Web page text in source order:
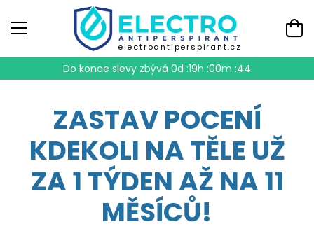
electroantiperspirant.cz
Do konce slevy zbývá0d :19h :00m :43
ZASTAV POCENÍ
KDEKOLI NA TĚLE UŽ
ZA 1 TÝDEN AŽ NA 11
MĚSÍCŮ!